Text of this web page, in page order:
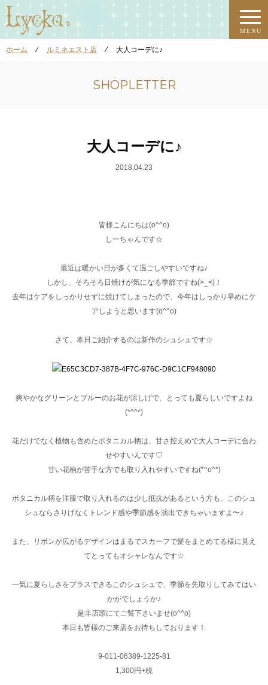
MENU
ホーム ⁄ ルミネエスト店 ⁄ 大人コーデに♪
SHOPLETTER
大人コーデに♪
2018.04.23
皆様こんにちは(o^^o)
しーちゃんです☆
最近は暖かい日が多くて過ごしやすいですね♪
しかし、そろそろ日焼けが気になる季節ですね(>_<)！
去年はケアをしっかりせずに焼けてしまったので、今年はしっかり早めにケ
アしようと思います(o^^o)
さて、本日ご紹介するのは新作のシュシュです☆
爽やかなグリーンとブルーのお花が涼しげで、とっても夏らしいですよね
(*^^*)
花だけでなく植物も含めたボタニカル柄は、甘さ控えめで大人コーデに合わ
せやすいんです♡
甘い花柄が苦手な方でも取り入れやすいですね(*^o^*)
ボタニカル柄を洋服で取り入れるのは少し抵抗があるという方も、このシュ
シュならさりげなくトレンド感や季節感を演出できちゃいますよ〜♪
また、リボンが広がるデザインはまるでスカーフで髪をまとめてる様に見え
てとってもオシャレなんです☆
一気に夏らしさをプラスできるこのシュシュで、季節を先取りしてみてはい
かがでしょうか♪
是非店頭にてご覧下さいませ(o^^o)
本日も皆様のご来店をお待ちしております！
9-011-06389-1225-81
1,300円+税